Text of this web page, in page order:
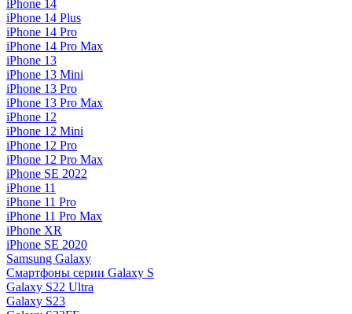
iPhone 14
iPhone 14 Plus
iPhone 14 Pro
iPhone 14 Pro Max
iPhone 13
iPhone 13 Mini
iPhone 13 Pro
iPhone 13 Pro Max
iPhone 12
iPhone 12 Mini
iPhone 12 Pro
iPhone 12 Pro Max
iPhone SE 2022
iPhone 11
iPhone 11 Pro
iPhone 11 Pro Max
iPhone XR
iPhone SE 2020
Samsung Galaxy
Смартфоны серии Galaxy S
Galaxy S22 Ultra
Galaxy S23